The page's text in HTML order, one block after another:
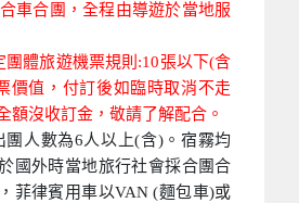
車合團，全程由導遊於當地服
團體旅遊機票規則:10張以下(含
價值，付訂後如臨時取消不走
額沒收訂金，敬請了解配合。
團人數為6人以上(含)。宿霧均
國外時當地旅行社會採合團合
菲律賓用車以VAN (麵包車)或